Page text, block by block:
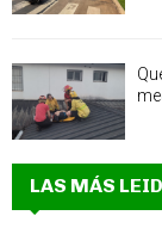
LAS MÁS